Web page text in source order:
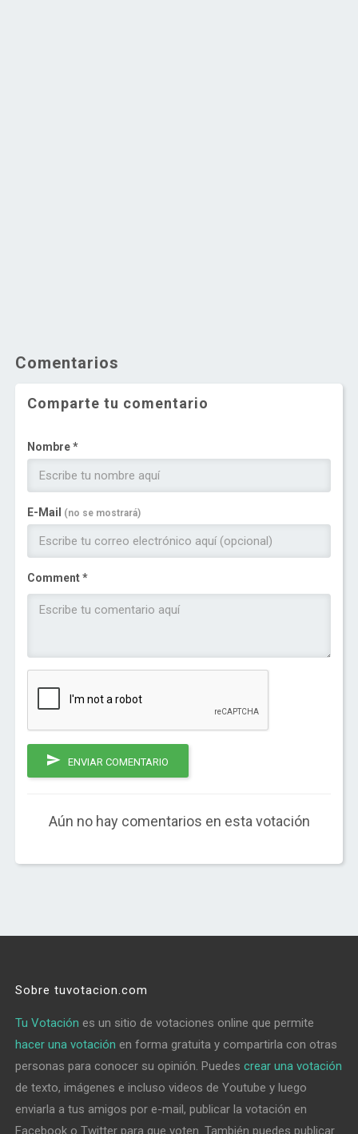
Comentarios
Comparte tu comentario
Nombre *
E-Mail (no se mostrará)
Comment *
ENVIAR COMENTARIO
Aún no hay comentarios en esta votación
Sobre tuvotacion.com
Tu Votación es un sitio de votaciones online que permite
hacer una votación en forma gratuita y compartirla con otras
personas para conocer su opinión. Puedescrear una votación
de texto, imágenes e incluso videos de Youtube y luego
enviarla a tus amigos por e-mail, publicar la votación en
Facebook o Twitter para que voten. También puedes publicar